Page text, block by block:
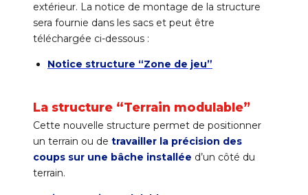
extérieur. La notice de montage de la structure
sera fournie dans les sacs et peut être
téléchargée ci-dessous :
Notice structure “Zone de jeu”
La structure “Terrain modulable”
Cette nouvelle structure permet de positionner
un terrain ou de travailler la précision des
coups sur une bâche installée d’un côté du
terrain.